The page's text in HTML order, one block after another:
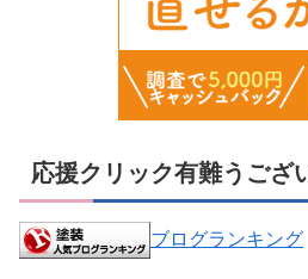
応援クリック有難うござ
ブログランキング